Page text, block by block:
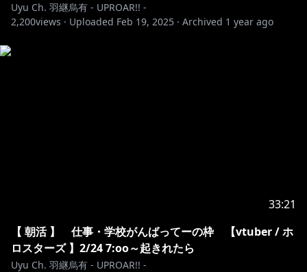
Uyu Ch. 羽継烏有 - UPROAR!! -
2,200views · Uploaded Feb 19, 2025 · Archived 1 year ago
33:21
【 朝活 】 仕事・学校がんばってーの枠 【vtuber / ホ
ロスターズ 】2/24 7:oo～起きれたら
Uyu Ch. 羽継烏有 - UPROAR!! -